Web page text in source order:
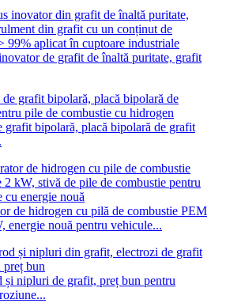
de grafit de înaltă puritate, grafit
grafit bipolară, placă bipolară de grafit
de hidrogen cu pilă de combustie PEM
energie nouă pentru vehicule...
și nipluri de grafit, preț bun pentru